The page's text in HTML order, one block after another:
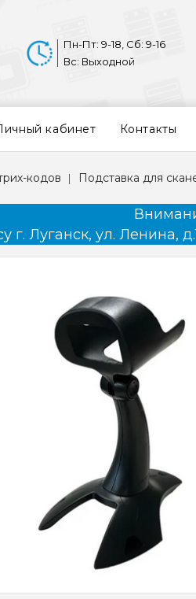
Пн-Пт: 9-18, Сб: 9-16
Вс: Выходной
кабинет Контакты
кодов Подставка для
г. Луганск, ул. Ленина,